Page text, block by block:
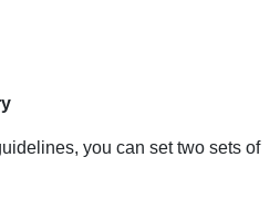
you can set two sets of